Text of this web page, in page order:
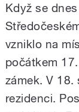
Když se
vzniklo na
počátkem
zámek. V
rezidenci.